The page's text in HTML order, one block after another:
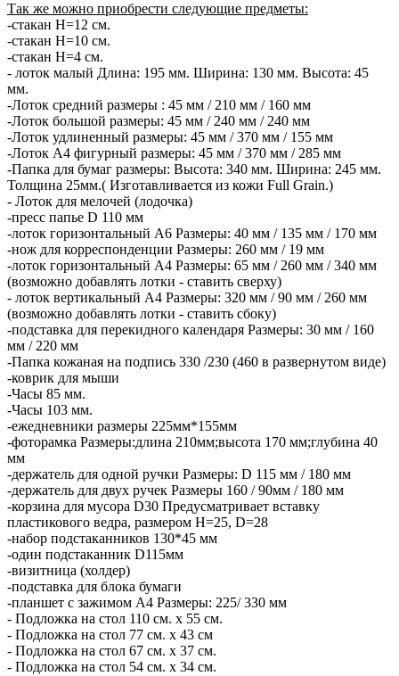
Так же можно приобрести следующие предметы:
-стакан H=12 см.
-стакан H=10 см.
-стакан H=4 см.
- лоток малый Длина: 195 мм. Ширина: 130 мм. Высота: 45
мм.
-Лоток средний размеры : 45 мм / 210 мм / 160 мм
-Лоток большой размеры: 45 мм / 240 мм / 240 мм
-Лоток удлиненный размеры: 45 мм / 370 мм / 155 мм
-Лоток А4 фигурный размеры: 45 мм / 370 мм / 285 мм
-Папка для бумаг размеры: Высота: 340 мм. Ширина: 245 мм.
Толщина 25мм.( Изготавливается из кожи Full Grain.)
- Лоток для мелочей (лодочка)
-пресс папье D 110 мм
-лоток горизонтальный А6 Размеры: 40 мм / 135 мм / 170 мм
-нож для корреспонденции Размеры: 260 мм / 19 мм
-лоток горизонтальный А4 Размеры: 65 мм / 260 мм / 340 мм
(возможно добавлять лотки - ставить сверху)
- лоток вертикальный А4 Размеры: 320 мм / 90 мм / 260 мм
(возможно добавлять лотки - ставить сбоку)
-подставка для перекидного календаря Размеры: 30 мм / 160
мм / 220 мм
-Папка кожаная на подпись 330 /230 (460 в развернутом виде)
-коврик для мыши
-Часы 85 мм.
-Часы 103 мм.
-ежедневники размеры 225мм*155мм
-фоторамка Размеры:длина 210мм;высота 170 мм;глубина 40
мм
-держатель для одной ручки Размеры: D 115 мм / 180 мм
-держатель для двух ручек Размеры 160 / 90мм / 180 мм
-корзина для мусора D30 Предусматривает вставку
пластикового ведра, размером H=25, D=28
-набор подстаканников 130*45 мм
-один подстаканник D115мм
-визитница (холдер)
-подставка для блока бумаги
-планшет с зажимом А4 Размеры: 225/ 330 мм
- Подложка на стол 110 см. х 55 см.
- Подложка на стол 77 см. х 43 см
- Подложка на стол 67 см. х 37 см.
- Подложка на стол 54 см. х 34 см.